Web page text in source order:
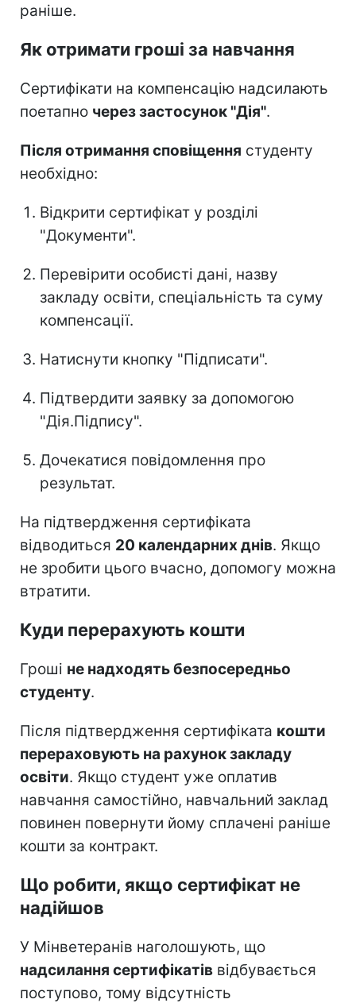
раніше.
Як отримати гроші за навчання
Сертифікати на компенсацію надсилають
поетапно через застосунок "Дія".
Після отримання сповіщення студенту
необхідно:
Відкрити сертифікат у розділі
"Документи".
Перевірити особисті дані, назву
закладу освіти, спеціальність та суму
компенсації.
Натиснути кнопку "Підписати".
Підтвердити заявку за допомогою
"Дія.Підпису".
Дочекатися повідомлення про
результат.
На підтвердження сертифіката
відводиться 20 календарних днів. Якщо
не зробити цього вчасно, допомогу можна
втратити.
Куди перерахують кошти
Гроші не надходять безпосередньо
студенту.
Після підтвердження сертифіката кошти
перераховують на рахунок закладу
освіти. Якщо студент уже оплатив
навчання самостійно, навчальний заклад
повинен повернути йому сплачені раніше
кошти за контракт.
Що робити, якщо сертифікат не
надійшов
У Мінветеранів наголошують, що
надсилання сертифікатів відбувається
поступово, тому відсутність